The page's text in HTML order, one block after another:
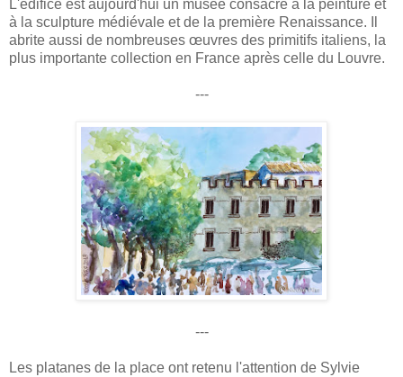
L'édifice est aujourd'hui un musée consacré à la peinture et
à la sculpture médiévale et de la première Renaissance. Il
abrite aussi de nombreuses œuvres des primitifs italiens, la
plus importante collection en France après celle du Louvre.
---
---
Les platanes de la place ont retenu l'attention de Sylvie